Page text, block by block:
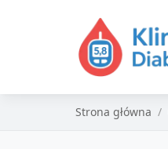
Strona główna